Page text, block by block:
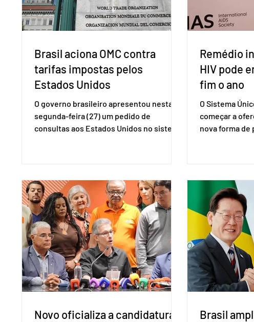
Brasil aciona OMC contra
tarifas impostas pelos
Estados Unidos
O governo brasileiro apresentou nesta
segunda-feira (27) um pedido de
consultas aos Estados Unidos no sistema
base na Seção 301 da Lei de Comércio de
1974. Segundo nota divulgada pelo
Ministério das Relações Exteriores, o
Brasil considera que as tarifas são
injustificadas e incompatíveis com as
obrigações assumidas pelos Estados
Unid
Remédio
HIV pode
fim o ano
O Sistema
começar a
nova forma de
e pode ser
pedido de
pelo Ministério
Nacional de
Tecnologias no
que vem. A
Novo oficializa a candidatura
Brasil